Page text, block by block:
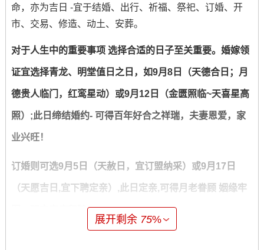
命，亦为吉日 -宜于结婚、出行、祈福、祭祀、订婚、开
市、交易、修造、动土、安葬。
对于人生中的重要事项 选择合适的日子至关重要。婚嫁领
证宜选择青龙、明堂值日之日，如9月8日（天德合日；月
德贵人临门，红鸾星动）或9月12日（金匮照临~天喜星高
照）;此日缔结婚约- 可得百年好合之祥瑞，夫妻恩爱，家
业兴旺！
订婚则可选9月5日（天赦日，宜订盟纳采）或9月17日
（天愿吉日,宜下聘定亲）,此日定亲,可得月老眷顾 姻缘牢
固，双方家庭和睦。
展开剩余 75%